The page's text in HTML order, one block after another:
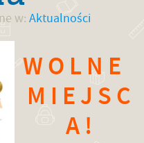
w:Aktualności
W O L N E
M I E J S C
A !